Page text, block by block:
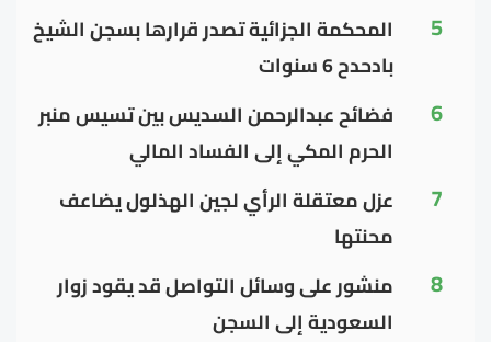
5
المحكمة الجزائية تصدر قرارها بسجن الشيخ
بادحدح 6 سنوات
6
فضائح عبدالرحمن السديس بين تسيس منبر
الحرم المكي إلى الفساد المالي
7
عزل معتقلة الرأي لجين الهذلول يضاعف
محنتها
8
منشور على وسائل التواصل قد يقود زوار
السعودية إلى السجن